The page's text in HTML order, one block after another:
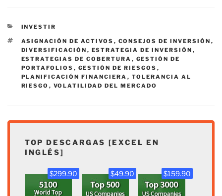
CATEGORÍAS
INVESTIR
ETIQUETAS
ASIGNACIÓN DE ACTIVOS , CONSEJOS DE INVERSIÓN ,
DIVERSIFICACIÓN , ESTRATEGIA DE INVERSIÓN ,
ESTRATEGIAS DE COBERTURA , GESTIÓN DE
PORTAFOLIOS , GESTIÓN DE RIESGOS ,
PLANIFICACIÓN FINANCIERA , TOLERANCIA AL
RIESGO , VOLATILIDAD DEL MERCADO
TOP DESCARGAS [EXCEL EN
INGLÉS]
$299.90 $49.90 $159.90